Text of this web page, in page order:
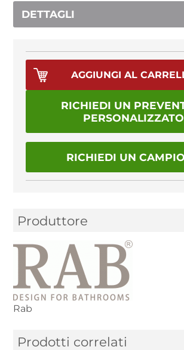
DETTAGLI
RICHIEDI UN
PERSONALIZZATO
RICHIEDI UN
Produttore
Rab
Prodotti correlati